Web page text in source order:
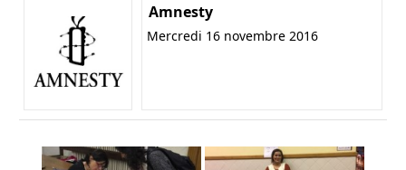
Amnesty
Mercredi 16 novembre 2016